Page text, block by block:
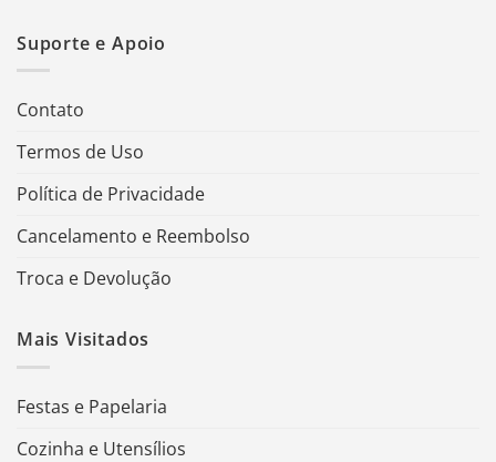
Suporte e Apoio
Contato
Termos de Uso
Política de Privacidade
Cancelamento e Reembolso
Troca e Devolução
Mais Visitados
Festas e Papelaria
Cozinha e Utensílios